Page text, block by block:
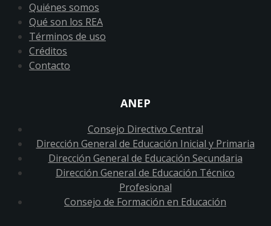
Quiénes somos
Qué son los REA
Términos de uso
Créditos
Contacto
ANEP
Consejo Directivo Central
Dirección General de Educación Inicial y Primaria
Dirección General de Educación Secundaria
Dirección General de Educación Técnico
Profesional
Consejo de Formación en Educación